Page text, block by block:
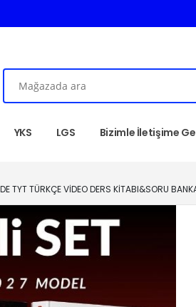
YKS LGS Bizimle İletişime
TYT TÜRKÇE VIDEO DERS KITABI&SORU